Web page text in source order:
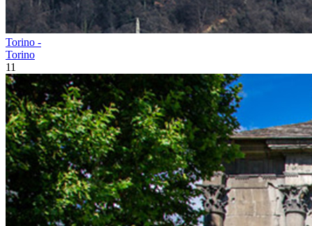
Torino -
Torino
11